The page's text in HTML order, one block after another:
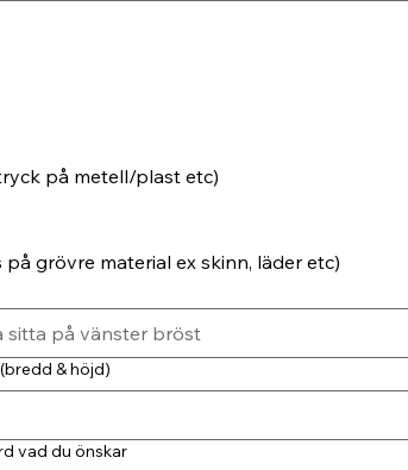
på metell/plast etc)
på grövre material ex skinn, läder etc)
& höjd)
vad du önskar